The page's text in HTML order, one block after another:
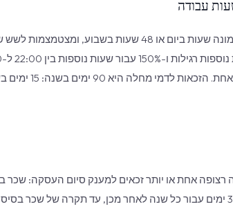
עבודה
שעות העבודה הרגילות הן שמונה שעות ביום או 48
הראשונות, ושכר בסיס של 30 ימים עבור כל שנה לאחר מכן, עד תקרה